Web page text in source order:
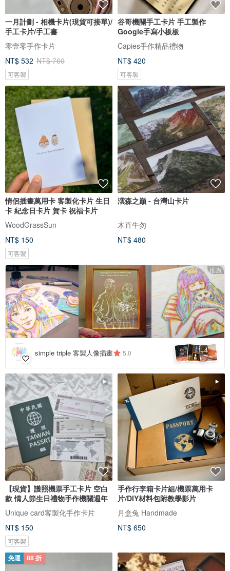
一月計劃 - 相機卡片(現貨可接單)/
手工卡片/手工書
零壹零手作卡片
NT$ 532 NT$ 760
可客製
谷哥機關手工卡片 手工製作
Google手寫小板板
Capies手作精品禮物
NT$ 420
可客製
情侶插畫萬用卡 客製化卡片 生日
卡 紀念日卡片 賀卡 祝福卡片
WoodGrassSun
NT$ 150
可客製
澐森之巔 - 台灣山卡片
木直牛勿
NT$ 480
推廣
simple triple 客製人像插畫 5.0 +4
【現貨】護照機票手工卡片 空白
款 情人節生日禮物手作機關週年
Unique card客製化手作卡片
NT$ 150
可客製
手作行李箱卡片組/機票萬用卡
片/DIY材料包附教學影片
月盒兔 Handmade
NT$ 650
免運 88 折